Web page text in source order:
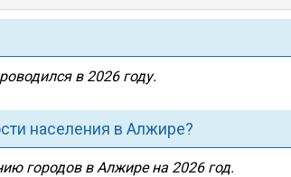
в 2026 году.
населения в Алжире?
городов в Алжире на 2026 год.